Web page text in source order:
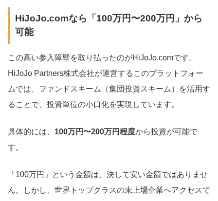
HiJoJo.comなら「100万円〜200万円」から
可能
この高い参入障壁を取り払ったのがHiJoJo.comです。
HiJoJo Partners株式会社が運営するこのプラットフォー
ムでは、ファンドスキーム（集団投資スキーム）を活用す
ることで、投資単位の小口化を実現しています。
具体的には、 100万円〜200万円程度から投資が可能で
す。
「100万円」という金額は、決して安い金額ではありませ
ん。しかし、世界トップクラスの未上場企業へアクセスで